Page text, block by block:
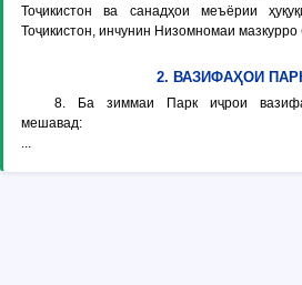
Тоҷикистон ва санадҳои меъёрии
Тоҷикистон, инчунин Низомномаи
2. ВАЗИФАҲОИ
8. Ба зиммаи Парк иҷрои
мешавад:
...